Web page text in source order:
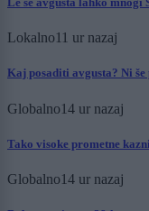
Lokalno11 ur nazaj
Kaj posaditi avgusta? Ni
Globalno14 ur nazaj
Tako visoke prometne
Globalno14 ur nazaj